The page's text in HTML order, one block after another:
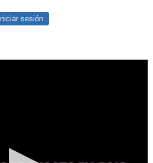
Iniciar sesión